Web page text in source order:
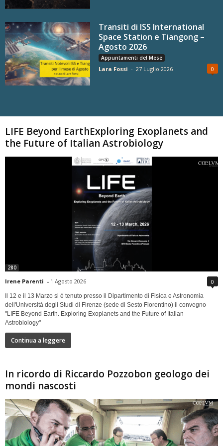
Transiti di ISS International
Space Station e Tiangong –
Agosto 2026
Appuntamenti del Mese
Lara Fossi - 27 Luglio 2026 0
LIFE Beyond EarthExploring Exoplanets and
the Future of Italian Astrobiology
280
Irene Parenti - 1 Agosto 2026 0
Il 12 e il 13 Marzo si è tenuto presso il Dipartimento di Fisica e Astronomia
dell'Università degli Studi di Firenze (sede di Sesto Fiorentino) il convegno
"LIFE Beyond Earth. Exploring Exoplanets and the Future of Italian
Astrobiology"
Continua a leggere
In ricordo di Riccardo Pozzobon geologo dei
mondi nascosti